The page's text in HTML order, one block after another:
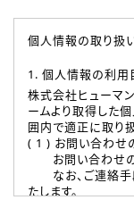
個人情報の取り扱
1. 個人情報の利用
株式会社ヒューマ
ームより取得した
囲内で適正に取り扱
( 1 ) お問い合わせ
お問い合わせの
なお、ご連絡手
たします。